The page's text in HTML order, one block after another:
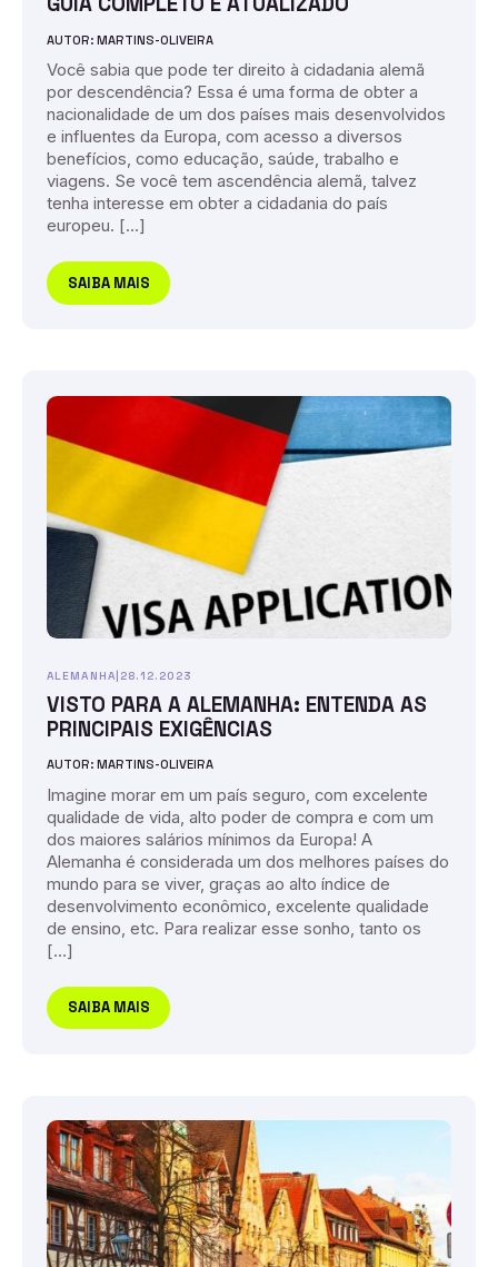
AUTOR: MARTINS-OLIVEIRA
Você sabia que pode ter direito à cidadania alemã
por descendência? Essa é uma forma de obter a
nacionalidade de um dos países mais desenvolvidos
e influentes da Europa, com acesso a diversos
benefícios, como educação, saúde, trabalho e
viagens. Se você tem ascendência alemã, talvez
tenha interesse em obter a cidadania do país
europeu. […]
SAIBA MAIS
ALEMANHA| 28.12.2023
VISTO PARA A ALEMANHA: ENTENDA AS
PRINCIPAIS EXIGÊNCIAS
AUTOR: MARTINS-OLIVEIRA
Imagine morar em um país seguro, com excelente
qualidade de vida, alto poder de compra e com um
dos maiores salários mínimos da Europa! A
Alemanha é considerada um dos melhores países do
mundo para se viver, graças ao alto índice de
desenvolvimento econômico, excelente qualidade
de ensino, etc. Para realizar esse sonho, tanto os
[…]
SAIBA MAIS